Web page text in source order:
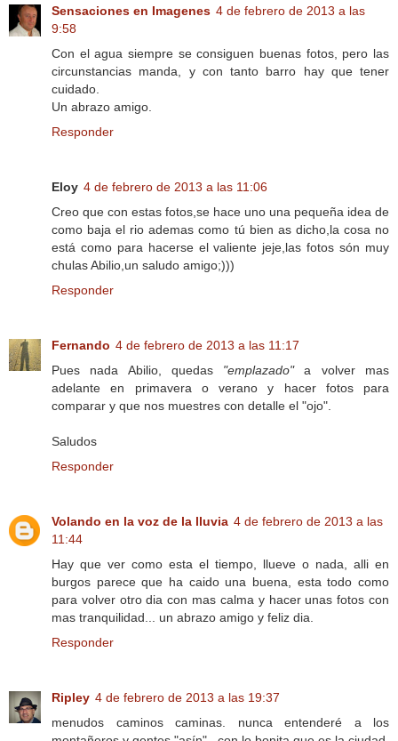
Sensaciones en Imagenes 4 de febrero de 2013 a las
9:58
Con el agua siempre se consiguen buenas fotos, pero las
circunstancias manda, y con tanto barro hay que tener
cuidado.
Un abrazo amigo.
Responder
Eloy 4 de febrero de 2013 a las 11:06
Creo que con estas fotos,se hace uno una pequeña idea de
como baja el rio ademas como tú bien as dicho,la cosa no
está como para hacerse el valiente jeje,las fotos són muy
chulas Abilio,un saludo amigo;)))
Responder
Fernando 4 de febrero de 2013 a las 11:17
Pues nada Abilio, quedas "emplazado"a volver mas
adelante en primavera o verano y hacer fotos para
comparar y que nos muestres con detalle el "ojo".
Saludos
Responder
Volando en la voz de la lluvia 4 de febrero de 2013 a las
11:44
Hay que ver como esta el tiempo, llueve o nada, alli en
burgos parece que ha caido una buena, esta todo como
para volver otro dia con mas calma y hacer unas fotos con
mas tranquilidad... un abrazo amigo y feliz dia.
Responder
Ripley 4 de febrero de 2013 a las 19:37
menudos caminos caminas. nunca entenderé a los